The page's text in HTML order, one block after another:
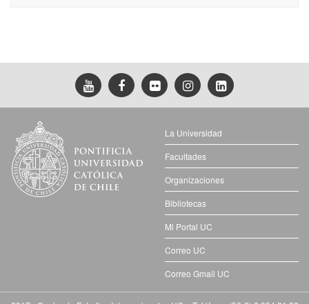
La Universidad
Facultades
Organizaciones
Bibliotecas
Mi Portal UC
Correo UC
Correo Gmail UC